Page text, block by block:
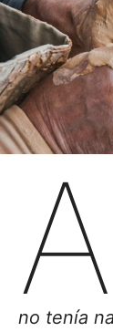
A
no tenía